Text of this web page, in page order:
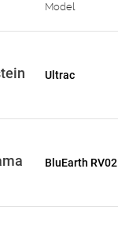
Model
Ultrac
BluEarth RV02